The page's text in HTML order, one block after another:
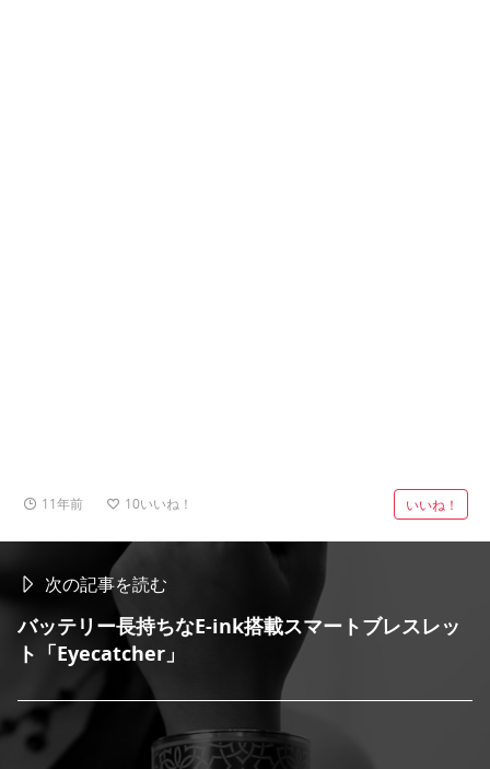
11年前 10いいね！ いいね！
次の記事を読む
バッテリー長持ちなE-ink搭載スマートブレスレッ
ト「Eyecatcher」